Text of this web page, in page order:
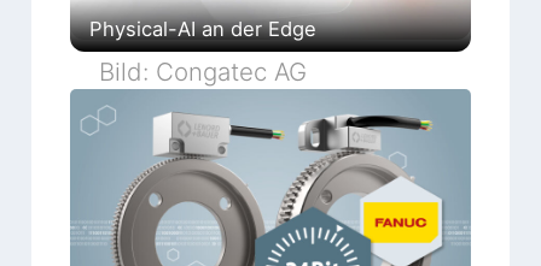
Physical-AI an der Edge
Bild: Congatec AG